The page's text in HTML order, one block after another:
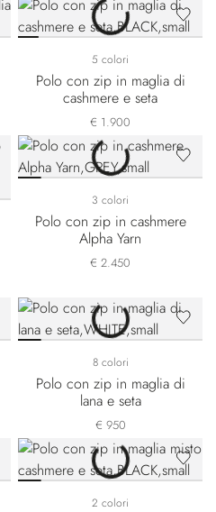
5 colori
Polo con zip in maglia di
cashmere e seta
€ 1.900
3 colori
Polo con zip in cashmere
Alpha Yarn
€ 2.450
8 colori
Polo con zip in maglia di
lana e seta
€ 950
2 colori